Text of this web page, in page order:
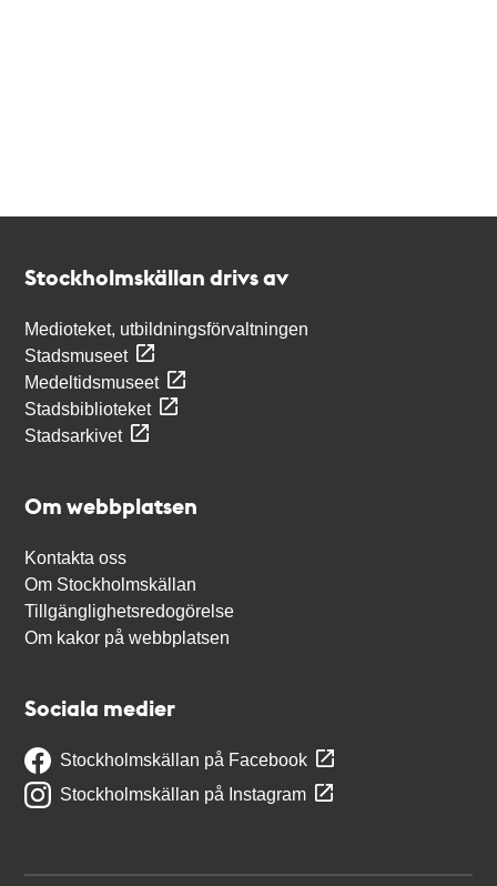
Stockholmskällan drivs av
Medioteket, utbildningsförvaltningen
Stadsmuseet
Medeltidsmuseet
Stadsbiblioteket
Stadsarkivet
Om webbplatsen
Kontakta oss
Om Stockholmskällan
Tillgänglighetsredogörelse
Om kakor på webbplatsen
Sociala medier
Stockholmskällan på Facebook
Stockholmskällan på Instagram